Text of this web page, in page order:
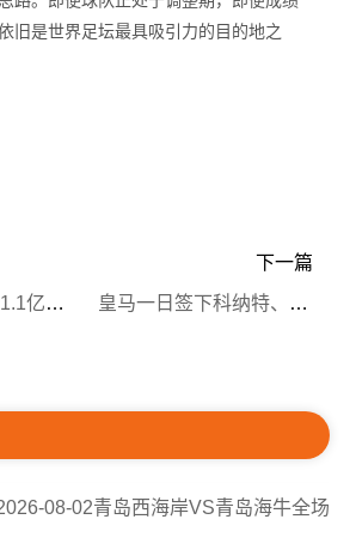
旧是世界足坛最具吸引力的目的地之
辅助C罗圆梦
下一篇
皇马一日签下科纳特、邓弗里斯，夏窗引援继续
08-02青岛西海岸VS青岛海牛全场